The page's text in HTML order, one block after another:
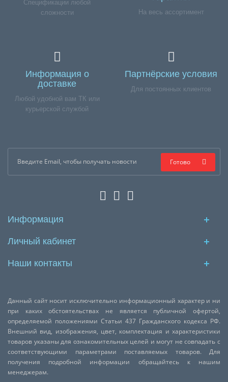
Спецификации любой
сложности
На весь ассортимент
Информация о
доставке
Любой удобной вам ТК или
курьерской службой
Партнёрские условия
Для постоянных клиентов
Готово
Информация
Личный кабинет
Наши контакты
Данный сайт носит исключительно информационный характер и ни
при каких обстоятельствах не является публичной офертой,
определяемой положениями Статьи 437 Гражданского кодекса РФ.
Внешний вид, изображения, цвет, комплектация и характеристики
товаров указаны для ознакомительных целей и могут не совпадать с
соответствующими параметрами поставляемых товаров. Для
получения подробной информации обращайтесь к нашим
менеджерам.